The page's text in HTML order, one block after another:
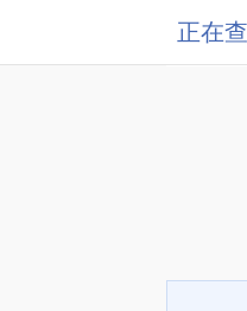
正在